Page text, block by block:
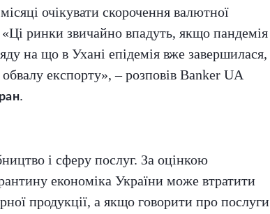
очікувати скорочення валютної
ринки звичайно впадуть, якщо пандемія
на що в Ухані епідемія вже завершилася,
експорту», – розповів Banker UA
.
і сферу послуг. За оцінкою
економіка України може втратити
продукції, а якщо говорити про послуги